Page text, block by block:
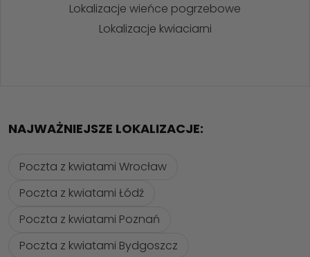
Lokalizacje wieńce pogrzebowe
Lokalizacje kwiaciarni
NAJWAŻNIEJSZE LOKALIZACJE:
Poczta z kwiatami Wrocław
Poczta z kwiatami Łódź
Poczta z kwiatami Poznań
Poczta z kwiatami Bydgoszcz